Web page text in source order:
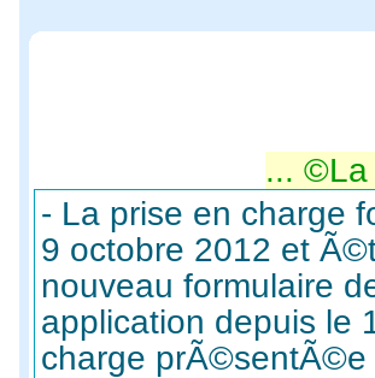
- La prise en charge
9 octobre 2012 et
nouveau formulaire
application depuis le
charge